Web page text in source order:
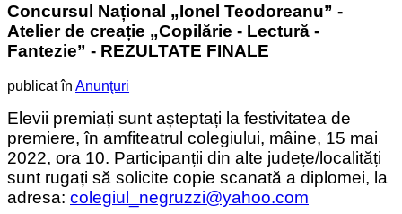
Concursul Național „Ionel Teodoreanu” -
Atelier de creație „Copilărie - Lectură -
Fantezie” - REZULTATE FINALE
publicat în Anunţuri
Elevii premiați sunt așteptați la festivitatea de
premiere, în amfiteatrul colegiului, mâine, 15 mai
2022, ora 10. Participanții din alte județe/localități
sunt rugați să solicite copie scanată a diplomei, la
adresa: colegiul_negruzzi@yahoo.com